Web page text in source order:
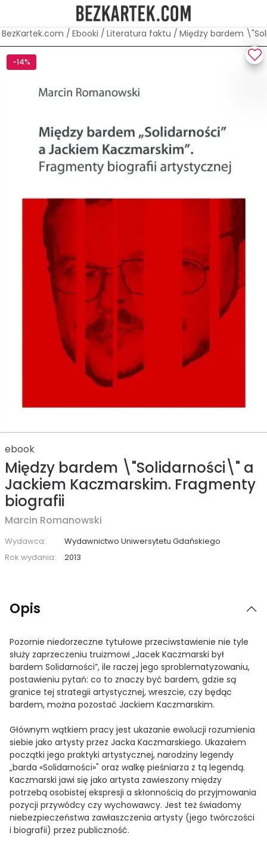
BezKartek.com / Ebooki / Literatura faktu / Między bardem
-14%
ebook
Między bardem \"Solidarności\" a
Jackiem Kaczmarskim. Fragmenty
biografii
Marcin Romanowski
Wydawca:
Wydawnictwo Uniwersytetu Gdańskiego
Rok wydania:
2013
Opis
Pozornie niedorzeczne tytułowe przeciwstawienie nie tyle
służy zaprzeczeniu truizmowi „Jacek Kaczmarski był
bardem Solidarności”, ile raczej jego sproblematyzowaniu,
postawieniu pytań: co to znaczy być bardem, gdzie są
granice tej strategii artystycznej, wreszcie, czy będąc
bardem, można pozostać Jackiem Kaczmarskim.
Głównym wątkiem pracy jest ukazanie ewolucji rozumienia
siebie jako artysty przez Jacka Kaczmarskiego. Ukazałem
początki jego praktyki artystycznej, narodziny legendy
„barda «Solidarności»" oraz walkę pieśniarza z tą legendą.
Kaczmarski jawi się jako artysta zawieszony między
potrzebą osobistej ekspresji a skłonnością do przyjmowania
pozycji przywódcy czy wychowawcy. Jest też świadomy
niebezpieczeństwa zawłaszczenia artysty (jego twórczości
i biografii) przez publiczność.